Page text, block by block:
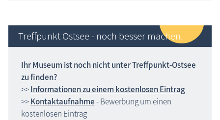
Treffpunkt Ostsee - noch besser machen.
Ihr Museum ist noch nicht unter Treffpunkt-Ostsee
zu finden?
>>Informationen zu einem kostenlosen Eintrag
>>Kontaktaufnahme- Bewerbung um einen
kostenlosen Eintrag